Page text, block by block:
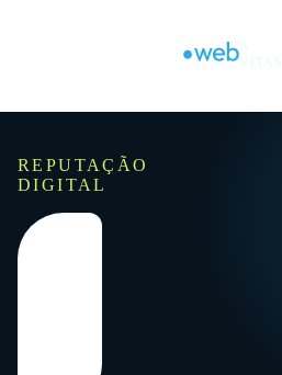
REPUTAÇÃO
DIGITAL